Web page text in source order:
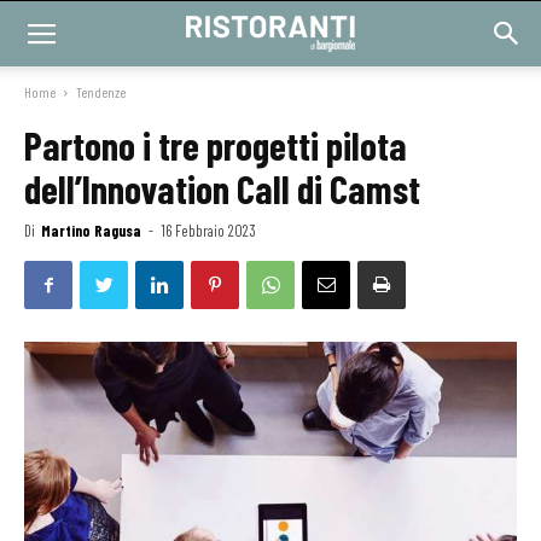
Home Tendenze
Partono i tre progetti pilota
dell’Innovation Call di Camst
Di Martino Ragusa - 16 Febbraio 2023